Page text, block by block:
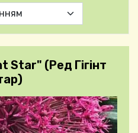
Star" (Ред Гігінт